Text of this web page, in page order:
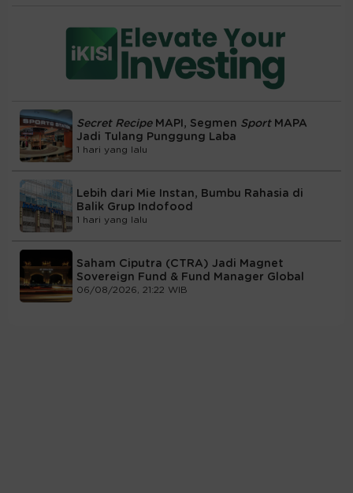
Secret RecipeMAPI, Segmen Sport MAPA
Jadi Tulang Punggung Laba
1 hari yang lalu
Lebih dari Mie Instan, Bumbu Rahasia di
Balik Grup Indofood
1 hari yang lalu
Saham Ciputra (CTRA) Jadi Magnet
Sovereign Fund & Fund Manager Global
06/08/2026, 21:22 WIB